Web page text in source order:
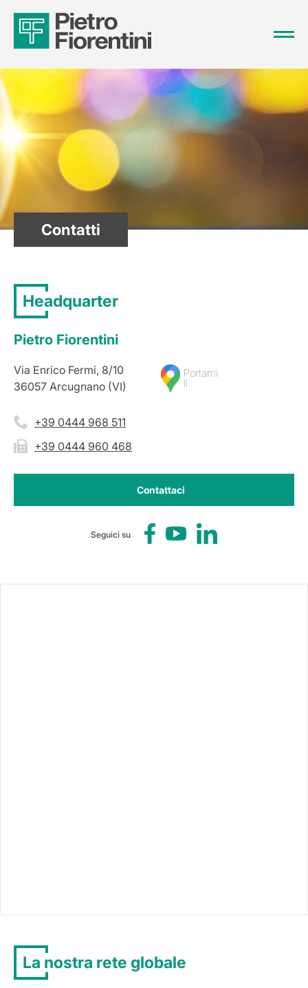
Contatti
Headquarter
Pietro Fiorentini
Via Enrico Fermi, 8/10
36057 Arcugnano (VI)
Portami
lì
+39 0444 968 511
+39 0444 960 468
Seguici su
Contattaci
La nostra rete globale